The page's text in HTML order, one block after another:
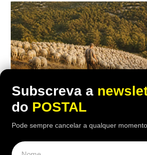
Subscreva a
do POSTAL
Pode sempre cancelar a qualquer momento